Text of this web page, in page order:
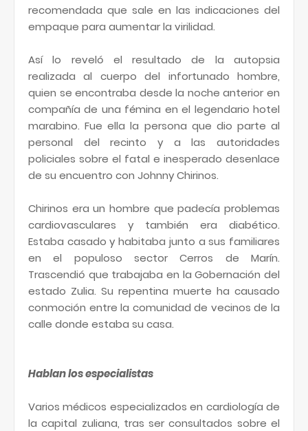
recomendada que sale en las indicaciones del
empaque para aumentar la virilidad.
Así lo reveló el resultado de la autopsia
realizada al cuerpo del infortunado hombre,
quien se encontraba desde la noche anterior en
compañía de una fémina en el legendario hotel
marabino. Fue ella la persona que dio parte al
personal del recinto y a las autoridades
policiales sobre el fatal e inesperado desenlace
de su encuentro con Johnny Chirinos.
Chirinos era un hombre que padecía problemas
cardiovasculares y también era diabético.
Estaba casado y habitaba junto a sus familiares
en el populoso sector Cerros de Marín.
Trascendió que trabajaba en la Gobernación del
estado Zulia. Su repentina muerte ha causado
conmoción entre la comunidad de vecinos de la
calle donde estaba su casa.
Hablan los especialistas
Varios médicos especializados en cardiología de
la capital zuliana, tras ser consultados sobre el